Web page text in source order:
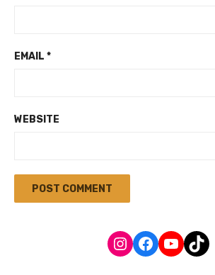
EMAIL *
WEBSITE
Instagram
Facebook